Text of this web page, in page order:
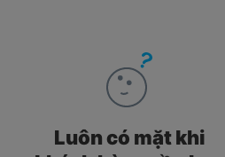
Luôn có mặt khi